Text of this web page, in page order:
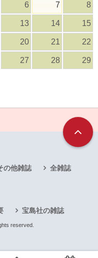
6 7 8
13 14 15
20 21 22
27 28 29
の他雑誌 全雑誌
宝島社の雑誌
reserved.